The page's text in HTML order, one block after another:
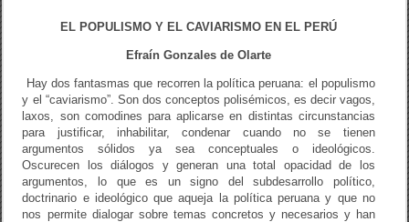
o
EL POPULISMO Y EL CAVIARISMO EN EL PERÚ
Efraín Gonzales de Olarte
Hay dos fantasmas que recorren la política peruana: el populismo
y el “caviarismo”. Son dos conceptos polisémicos, es decir vagos,
laxos, son comodines para aplicarse en distintas circunstancias
para justificar, inhabilitar, condenar cuando no se tienen
argumentos sólidos ya sea conceptuales o ideológicos.
Oscurecen los diálogos y generan una total opacidad de los
argumentos, lo que es un signo del subdesarrollo político,
doctrinario e ideológico que aqueja la política peruana y que no
nos permite dialogar sobre temas concretos y necesarios y han